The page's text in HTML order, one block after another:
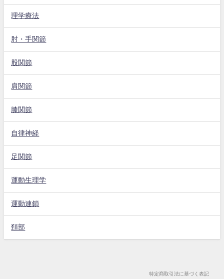
理学療法
肘・手関節
股関節
肩関節
膝関節
自律神経
足関節
運動生理学
運動連鎖
頚部
特定商取引法に基づく表記